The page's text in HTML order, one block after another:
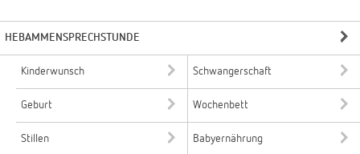
HEBAMMENSPRECHSTUNDE
Kinderwunsch Schwangerschaft
Geburt Wochenbett
Stillen Babyernährung